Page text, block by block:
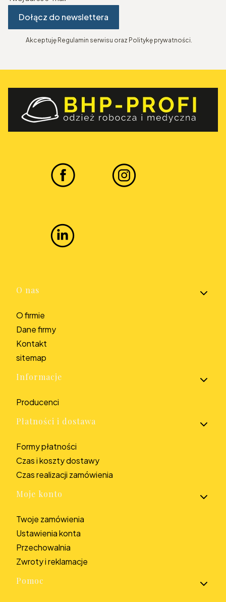
Dołącz do newslettera
Akceptuję Regulamin serwisu oraz Politykę prywatności.
Linki w stopce
O nas
O firmie
Dane firmy
Kontakt
sitemap
Informacje
Producenci
Płatności i dostawa
Formy płatności
Czas i koszty dostawy
Czas realizacji zamówienia
Moje konto
Twoje zamówienia
Ustawienia konta
Przechowalnia
Zwroty i reklamacje
Pomoc